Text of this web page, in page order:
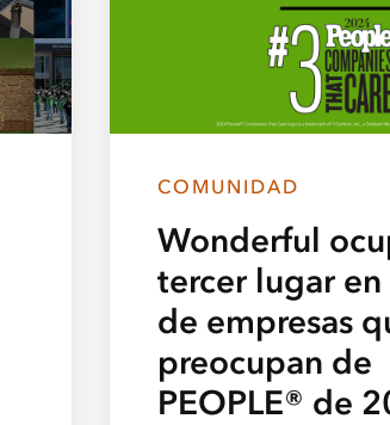
COMUNIDAD
Wonderful
tercer lugar en
de empresas
preocupan de
PEOPLE® de